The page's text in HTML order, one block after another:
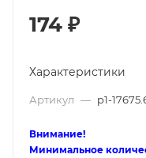
174 ₽
Характеристики
Артикул — p1-
Внимание!
Минимальное